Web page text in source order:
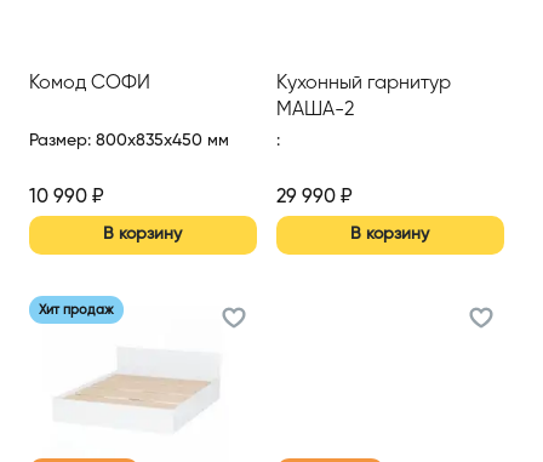
Комод СОФИ
Размер: 800x835x450 мм
10 990 ₽
В корзину
Кухонный гарнитур
МАША-2
:
29 990₽
В корзину
Хит продаж